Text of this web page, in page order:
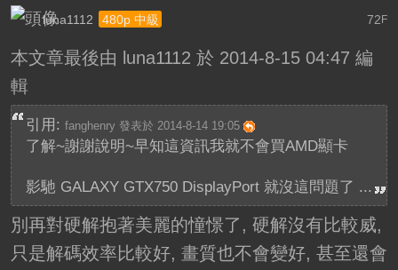
72F
luna1112 480p 中級
本文章最後由 luna1112 於 2014-8-15 04:47 編
輯
引用: fanghenry 發表於 2014-8-14 19:05
了解~謝謝說明~早知這資訊我就不會買AMD顯卡
影馳 GALAXY GTX750 DisplayPort 就沒這問題了 ...
別再對硬解抱著美麗的憧憬了, 硬解沒有比較威,
只是解碼效率比較好, 畫質也不會變好, 甚至還會